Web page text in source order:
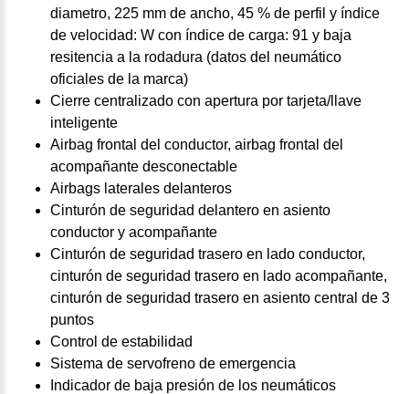
diametro, 225 mm de ancho, 45 % de perfil y índice
de velocidad: W con índice de carga: 91 y baja
resitencia a la rodadura (datos del neumático
oficiales de la marca)
Cierre centralizado con apertura por tarjeta/llave
inteligente
Airbag frontal del conductor, airbag frontal del
acompañante desconectable
Airbags laterales delanteros
Cinturón de seguridad delantero en asiento
conductor y acompañante
Cinturón de seguridad trasero en lado conductor,
cinturón de seguridad trasero en lado acompañante,
cinturón de seguridad trasero en asiento central de 3
puntos
Control de estabilidad
Sistema de servofreno de emergencia
Indicador de baja presión de los neumáticos